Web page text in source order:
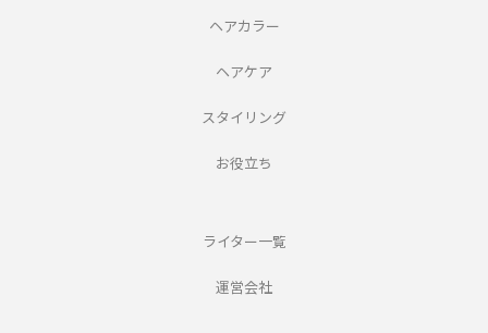
ヘアカラー
ヘアケア
スタイリング
お役立ち
ライター一覧
運営会社